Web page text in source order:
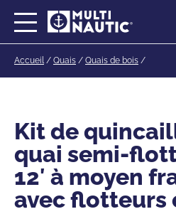
Accueil/ Quais / Quais de bois /
Kit de
quai semi-
12′ à moyen
avec flotteurs